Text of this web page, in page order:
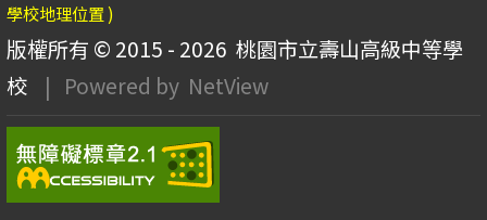
學校地理位置 )
版權所有 © 2015 - 2026 桃園市立壽山高級中等學
校
| Powered by NetView